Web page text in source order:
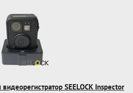
SEELOCK Inspector